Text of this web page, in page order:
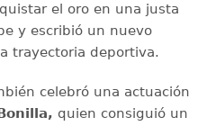
el oro en una justa
y escribió un nuevo
trayectoria deportiva.
celebró una actuación
quien consiguió un